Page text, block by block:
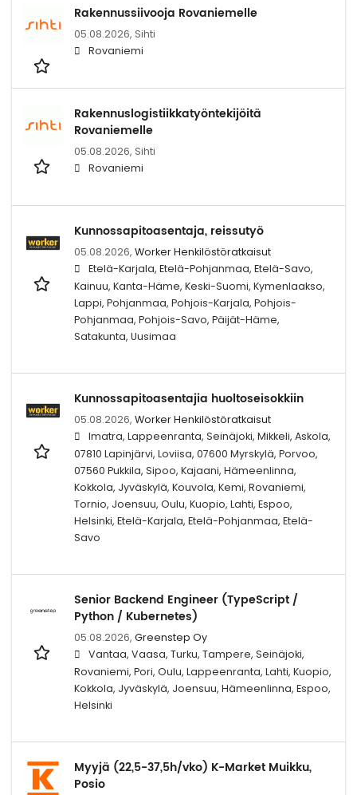
Rakennussiivooja Rovaniemelle
05.08.2026, Sihti
Rovaniemi
Rakennuslogistiikkatyöntekijöitä
Rovaniemelle
05.08.2026, Sihti
Rovaniemi
Kunnossapitoasentaja, reissutyö
05.08.2026, Worker Henkilöstöratkaisut
Etelä-Karjala, Etelä-Pohjanmaa, Etelä-Savo,
Kainuu, Kanta-Häme, Keski-Suomi, Kymenlaakso,
Lappi, Pohjanmaa, Pohjois-Karjala, Pohjois-
Pohjanmaa, Pohjois-Savo, Päijät-Häme,
Satakunta, Uusimaa
Kunnossapitoasentajia huoltoseisokkiin
05.08.2026, Worker Henkilöstöratkaisut
Imatra, Lappeenranta, Seinäjoki, Mikkeli, Askola,
07810 Lapinjärvi, Loviisa, 07600 Myrskylä, Porvoo,
07560 Pukkila, Sipoo, Kajaani, Hämeenlinna,
Kokkola, Jyväskylä, Kouvola, Kemi, Rovaniemi,
Tornio, Joensuu, Oulu, Kuopio, Lahti, Espoo,
Helsinki, Etelä-Karjala, Etelä-Pohjanmaa, Etelä-
Savo
Senior Backend Engineer (TypeScript /
Python / Kubernetes)
05.08.2026, Greenstep Oy
Vantaa, Vaasa, Turku, Tampere, Seinäjoki,
Rovaniemi, Pori, Oulu, Lappeenranta, Lahti, Kuopio,
Kokkola, Jyväskylä, Joensuu, Hämeenlinna, Espoo,
Helsinki
Myyjä (22,5-37,5h/vko) K-Market Muikku,
Posio